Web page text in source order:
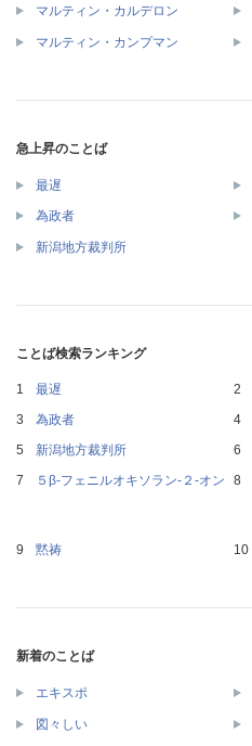
マルティン・カルデロン
マルティン・カンプマン
急上昇のことば
最遅
為政者
新潟地方裁判所
ことば検索ランキング
最遅
為政者
新潟地方裁判所
５β‐フェニルオキソラン‐２‐オン
黙祷
新着のことば
エキスポ
図々しい